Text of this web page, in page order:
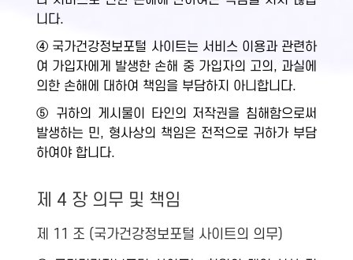
니다.
④ 국가건강정보포털 사이트는 서비스 이용과 관련하
여 가입자에게 발생한 손해 중 가입자의 고의, 과실에
의한 손해에 대하여 책임을 부담하지 아니합니다.
⑤ 귀하의 게시물이 타인의 저작권을 침해함으로써
발생하는 민, 형사상의 책임은 전적으로 귀하가 부담
하여야 합니다.
제 4 장 의무 및 책임
제 11 조 (국가건강정보포털 사이트의 의무)